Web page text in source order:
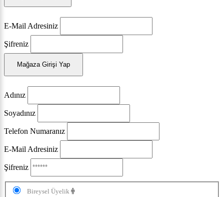
E-Mail Adresiniz
Şifreniz
Mağaza Girişi Yap
Adınız
Soyadınız
Telefon Numaranız
E-Mail Adresiniz
Şifreniz
Bireysel Üyelik